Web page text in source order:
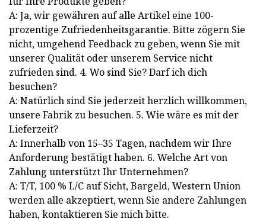
A: Ja, wir gewähren auf alle Artikel eine 100-
prozentige Zufriedenheitsgarantie. Bitte zögern Sie
nicht, umgehend Feedback zu geben, wenn Sie mit
unserer Qualität oder unserem Service nicht
zufrieden sind. 4. Wo sind Sie? Darf ich dich
besuchen?
A: Natürlich sind Sie jederzeit herzlich willkommen,
unsere Fabrik zu besuchen. 5. Wie wäre es mit der
Lieferzeit?
A: Innerhalb von 15–35 Tagen, nachdem wir Ihre
Anforderung bestätigt haben. 6. Welche Art von
Zahlung unterstützt Ihr Unternehmen?
A: T/T, 100 % L/C auf Sicht, Bargeld, Western Union
werden alle akzeptiert, wenn Sie andere Zahlungen
haben, kontaktieren Sie mich bitte.